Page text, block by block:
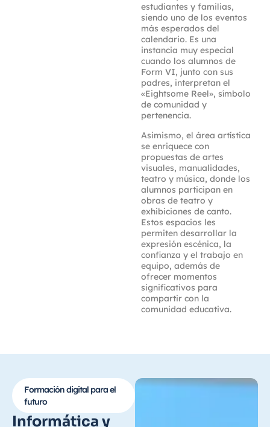
estudiantes y familias,
siendo uno de los eventos
más esperados del
calendario. Es una
instancia muy especial
cuando los alumnos de
Form VI, junto con sus
padres, interpretan el
«Eightsome Reel», símbolo
de comunidad y
pertenencia.
Asimismo, el área artística
se enriquece con
propuestas de artes
visuales, manualidades,
teatro y música, donde los
alumnos participan en
obras de teatro y
exhibiciones de canto.
Estos espacios les
permiten desarrollar la
expresión escénica, la
confianza y el trabajo en
equipo, además de
ofrecer momentos
significativos para
compartir con la
comunidad educativa.
Formación digital para el
futuro
Informática y